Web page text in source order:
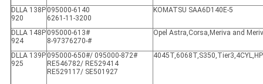
DLLA 138P
920
095000-6140
6261-11-3200
KOMATSU SAA6D140E-5
DLLA 148P
924
095000-613#
8-97376270-#
Opel Astra,Corsa,Meriva and
DLLA 139P
925
095000-650#/ 095000-872#
RE546782/ RE529414
RE529117/ SE501927
4045T,6068T,S350,Tier3